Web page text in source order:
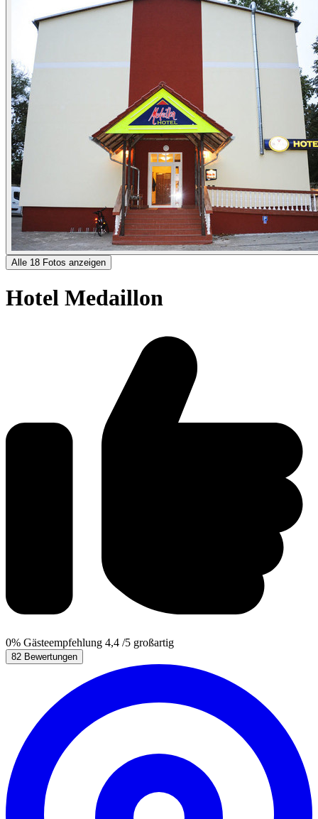
Alle 18 Fotos anzeigen
Hotel Medaillon
0% Gästeempfehlung 4,4 /5 großartig
82 Bewertungen